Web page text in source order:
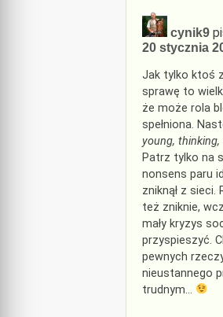
cynik9
20 stycznia
Jak tylko ktoś
sprawę to
że może rola
spełniona.
young, thinking,
Patrz tylko na
nonsens paru
zniknął z
też zniknie,
mały kryzys
przyspieszyć.
pewnych
nieustannego
trudnym…